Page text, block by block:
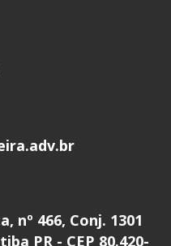
nº 466, Conj. 1301
PR - CEP 80.420-